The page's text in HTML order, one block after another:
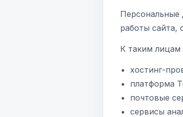
Персональные
работы сайта,
К таким лицам
хостинг-
платформа
почтовые
сервисы